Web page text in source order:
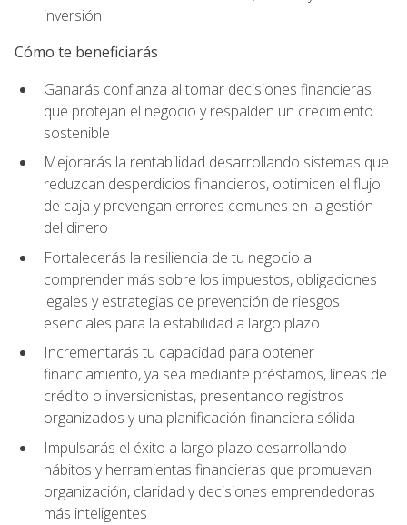
inversión
Cómo te beneficiarás
Ganarás confianza al tomar decisiones financieras
que protejan el negocio y respalden un crecimiento
sostenible
Mejorarás la rentabilidad desarrollando sistemas que
reduzcan desperdicios financieros, optimicen el flujo
de caja y prevengan errores comunes en la gestión
del dinero
Fortalecerás la resiliencia de tu negocio al
comprender más sobre los impuestos, obligaciones
legales y estrategias de prevención de riesgos
esenciales para la estabilidad a largo plazo
Incrementarás tu capacidad para obtener
financiamiento, ya sea mediante préstamos, líneas de
crédito o inversionistas, presentando registros
organizados y una planificación financiera sólida
Impulsarás el éxito a largo plazo desarrollando
hábitos y herramientas financieras que promuevan
organización, claridad y decisiones emprendedoras
más inteligentes